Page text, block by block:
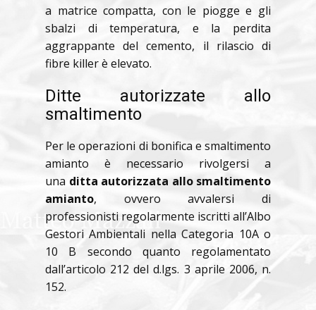
a matrice compatta, con le piogge e gli
sbalzi di temperatura, e la perdita
aggrappante del cemento, il rilascio di
fibre killer è elevato.
Ditte autorizzate allo
smaltimento
Per le operazioni di bonifica e smaltimento
amianto è necessario rivolgersi a
una ditta autorizzata allo smaltimento
amianto, ovvero avvalersi di
professionisti regolarmente iscritti all’Albo
Gestori Ambientali nella Categoria 10A o
10 B secondo quanto regolamentato
dall’articolo 212 del d.lgs. 3 aprile 2006, n.
152.